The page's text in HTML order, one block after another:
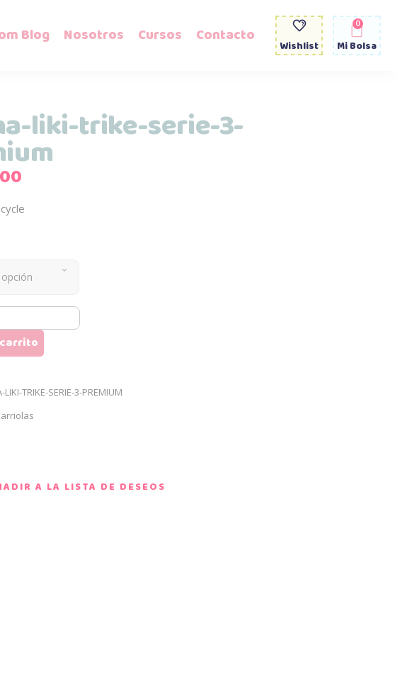
Blog Nosotros Cursos Contacto Wishlist Mi Bolsa
0
liki-trike-serie-3-
opción
LIKI-TRIKE-SERIE-3-PREMIUM
A LA LISTA DE DESEOS